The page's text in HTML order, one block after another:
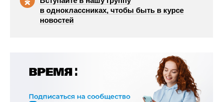
в одноклассниках, чтобы быть в курсе
новостей